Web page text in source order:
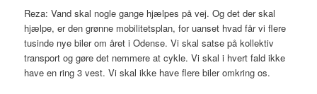
Reza: Vand skal nogle gange hjælpes på vej. Og det der skal
hjælpe, er den grønne mobilitetsplan, for uanset hvad får vi flere
tusinde nye biler om året i Odense. Vi skal satse på kollektiv
transport og gøre det nemmere at cykle. Vi skal i hvert fald ikke
have en ring 3 vest. Vi skal ikke have flere biler omkring os.